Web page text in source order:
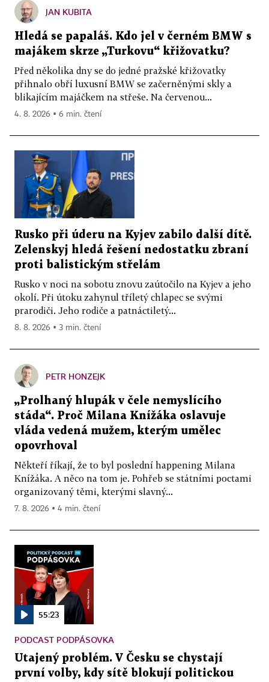
JAN KUBITA
Hledá se papaláš. Kdo jel v černém BMW s
majákem skrze „Turkovu“ křižovatku?
Před několika dny se do jedné pražské křižovatky
přihnalo obří luxusní BMW se začerněnými skly a
blikajícím majáčkem na střeše. Na červenou...
4. 8. 2026 ▪ 6 min. čtení
Rusko při úderu na Kyjev zabilo další dítě.
Zelenskyj hledá řešení nedostatku zbraní
proti balistickým střelám
Rusko v noci na sobotu znovu zaútočilo na Kyjev a jeho
okolí. Při útoku zahynul tříletý chlapec se svými
prarodiči. Jeho rodiče a patnáctiletý...
8. 8. 2026 ▪ 3 min. čtení
PETR HONZEJK
„Prolhaný hlupák v čele nemyslícího
stáda“. Proč Milana Knížáka oslavuje
vláda vedená mužem, kterým umělec
opovrhoval
Někteří říkají, že to byl poslední happening Milana
Knížáka. A něco na tom je. Pohřeb se státními poctami
organizovaný těmi, kterými slavný...
7. 8. 2026 ▪ 4 min. čtení
55:23
PODCAST PODPÁSOVKA
Utajený problém. V Česku se chystají
první volby, kdy sítě blokují politickou